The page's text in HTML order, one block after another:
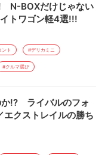
N-BOXだけじゃない
トワゴン軽4選!!!
ント #デリカミニ
#クルマ選び
か!? ライバルのフォ
エクストレイルの勝ち